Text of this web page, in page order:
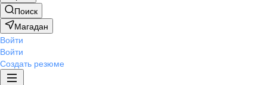
Поиск
Магадан
Войти
Войти
Создать резюме